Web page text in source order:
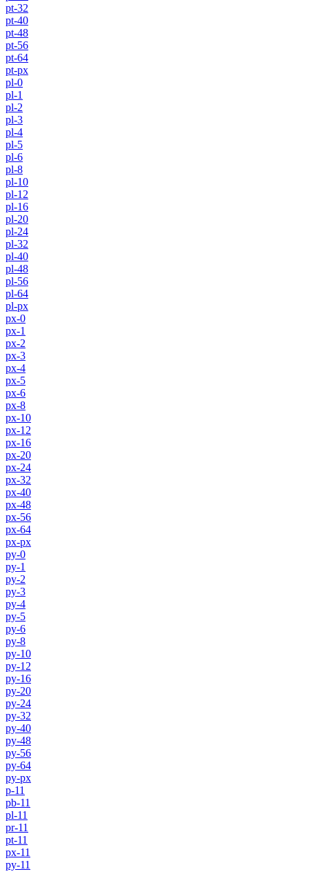
pt-32
pt-40
pt-48
pt-56
pt-64
pt-px
pl-0
pl-1
pl-2
pl-3
pl-4
pl-5
pl-6
pl-8
pl-10
pl-12
pl-16
pl-20
pl-24
pl-32
pl-40
pl-48
pl-56
pl-64
pl-px
px-0
px-1
px-2
px-3
px-4
px-5
px-6
px-8
px-10
px-12
px-16
px-20
px-24
px-32
px-40
px-48
px-56
px-64
px-px
py-0
py-1
py-2
py-3
py-4
py-5
py-6
py-8
py-10
py-12
py-16
py-20
py-24
py-32
py-40
py-48
py-56
py-64
py-px
p-11
pb-11
pl-11
pr-11
pt-11
px-11
py-11